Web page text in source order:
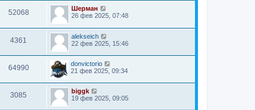
52068
Шерман
26 фев 2025, 07:48
4361
alekseich
22 фев 2025, 15:46
64990
donvictorio
21 фев 2025, 09:34
3085
biggk
19 фев 2025, 09:05